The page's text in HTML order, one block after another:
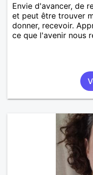
Envie d'avancer, de
et peut être trouver
donner, recevoir.
ce que l'avenir nous